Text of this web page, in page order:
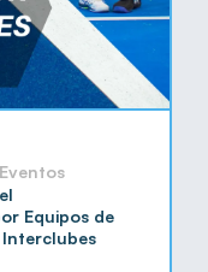
Eventos
Equipos de